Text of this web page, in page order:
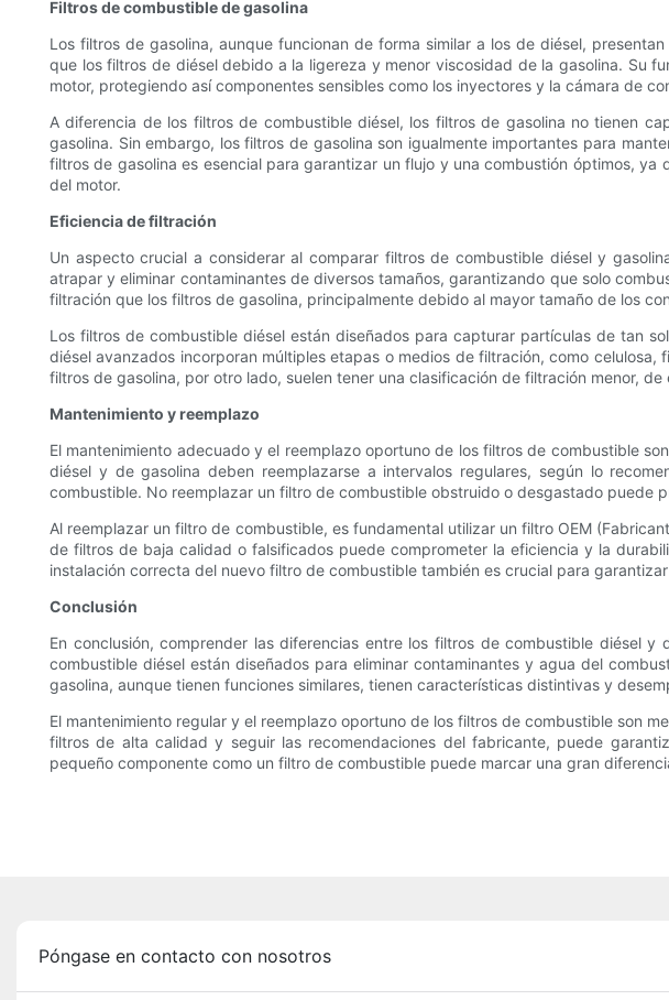
Filtros de combustible de gasolina
Los filtros de gasolina, aunque funcionan de forma similar a los de diésel,
que los filtros de diésel debido a la ligereza y menor viscosidad de la gasolina. Su
motor, protegiendo así componentes sensibles como los inyectores y la cámara de
A diferencia de los filtros de combustible diésel, los filtros de gasolina no tienen
gasolina. Sin embargo, los filtros de gasolina son igualmente importantes para
filtros de gasolina es esencial para garantizar un flujo y una combustión óptimos,
del motor.
Eficiencia de filtración
Un aspecto crucial a considerar al comparar filtros de combustible diésel y
atrapar y eliminar contaminantes de diversos tamaños, garantizando que solo
filtración que los filtros de gasolina, principalmente debido al mayor tamaño de los
Los filtros de combustible diésel están diseñados para capturar partículas de tan
diésel avanzados incorporan múltiples etapas o medios de filtración, como
filtros de gasolina, por otro lado, suelen tener una clasificación de filtración menor,
Mantenimiento y reemplazo
El mantenimiento adecuado y el reemplazo oportuno de los filtros de combustible
diésel y de gasolina deben reemplazarse a intervalos regulares, según lo
combustible. No reemplazar un filtro de combustible obstruido o desgastado puede
Al reemplazar un filtro de combustible, es fundamental utilizar un filtro OEM
de filtros de baja calidad o falsificados puede comprometer la eficiencia y la
instalación correcta del nuevo filtro de combustible también es crucial para
Conclusión
En conclusión, comprender las diferencias entre los filtros de combustible diésel
combustible diésel están diseñados para eliminar contaminantes y agua del
gasolina, aunque tienen funciones similares, tienen características distintivas y
El mantenimiento regular y el reemplazo oportuno de los filtros de combustible son
filtros de alta calidad y seguir las recomendaciones del fabricante, puede
pequeño componente como un filtro de combustible puede marcar una gran
Póngase en contacto con nosotros